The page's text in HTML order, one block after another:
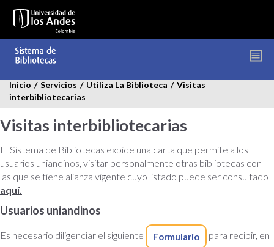
contenido
Inicio / Servicios / Utiliza La Biblioteca / Visitas
interbibliotecarias
Visitas interbibliotecarias
El Sistema de Bibliotecas expide una carta que permite a los
usuarios uniandinos, visitar personalmente otras bibliotecas con
las que se tiene alianza vigente cuyo listado puede ser consultado
aquí.
Usuarios uniandinos
Es necesario diligenciar el siguiente Formulario
para recibir, en